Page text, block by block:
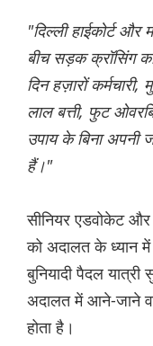
"दिल्ली हाईकोर्ट और
बीच सड़क क्रॉसिंग
दिन हज़ारों
लाल बत्ती, फुट
उपाय के बिना
हैं।"
सीनियर एडवोकेट और
को अदालत के ध्यान में
बुनियादी पैदल
अदालत में आने-जाने
होता है।